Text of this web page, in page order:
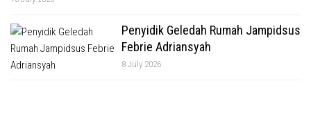
Penyidik Geledah Rumah Jampidsus
Febrie Adriansyah
8 July 2026